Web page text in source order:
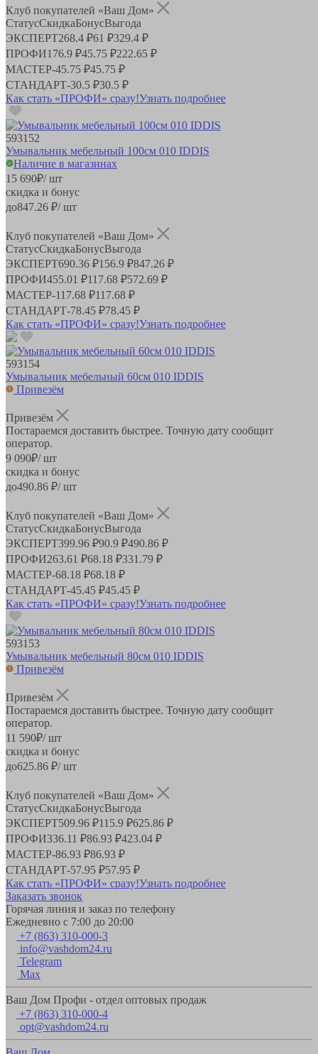
Клуб покупателей «Ваш Дом»
СтатусСкидкаБонусВыгода
ЭКСПЕРТ268.4 ₽61 ₽329.4 ₽
ПРОФИ176.9 ₽45.75 ₽222.65 ₽
МАСТЕР-45.75 ₽45.75 ₽
СТАНДАРТ-30.5 ₽30.5 ₽
Как стать «ПРОФИ» сразу!Узнать подробнее
593152
Умывальник мебельный 100см 010 IDDIS
Наличие в магазинах
15 690₽/ шт
скидка и бонус
до847.26 ₽/ шт
Клуб покупателей «Ваш Дом»
СтатусСкидкаБонусВыгода
ЭКСПЕРТ690.36 ₽156.9 ₽847.26 ₽
ПРОФИ455.01 ₽117.68 ₽572.69 ₽
МАСТЕР-117.68 ₽117.68 ₽
СТАНДАРТ-78.45 ₽78.45 ₽
Как стать «ПРОФИ» сразу!Узнать подробнее
593154
Умывальник мебельный 60см 010 IDDIS
Привезём
Привезём
Постараемся доставить быстрее. Точную дату сообщит
оператор.
9 090₽/ шт
скидка и бонус
до490.86 ₽/ шт
Клуб покупателей «Ваш Дом»
СтатусСкидкаБонусВыгода
ЭКСПЕРТ399.96 ₽90.9 ₽490.86 ₽
ПРОФИ263.61 ₽68.18 ₽331.79 ₽
МАСТЕР-68.18 ₽68.18 ₽
СТАНДАРТ-45.45 ₽45.45 ₽
Как стать «ПРОФИ» сразу!Узнать подробнее
593153
Умывальник мебельный 80см 010 IDDIS
Привезём
Привезём
Постараемся доставить быстрее. Точную дату сообщит
оператор.
11 590₽/ шт
скидка и бонус
до625.86 ₽/ шт
Клуб покупателей «Ваш Дом»
СтатусСкидкаБонусВыгода
ЭКСПЕРТ509.96 ₽115.9 ₽625.86 ₽
ПРОФИ336.11 ₽86.93 ₽423.04 ₽
МАСТЕР-86.93 ₽86.93 ₽
СТАНДАРТ-57.95 ₽57.95 ₽
Как стать «ПРОФИ» сразу!Узнать подробнее
Заказать звонок
Горячая линия и заказ по телефону
Ежедневно с 7:00 до 20:00
+7 (863) 310-000-3
info@vashdom24.ru
Telegram
Max
Ваш Дом Профи - отдел оптовых продаж
+7 (863) 310-000-4
opt@vashdom24.ru